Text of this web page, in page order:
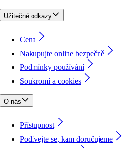
Užitečné odkazy
Cena
Nakupujte online bezpečně
Podmínky používání
Soukromí a cookies
O nás
Přístupnost
Podívejte se, kam doručujeme